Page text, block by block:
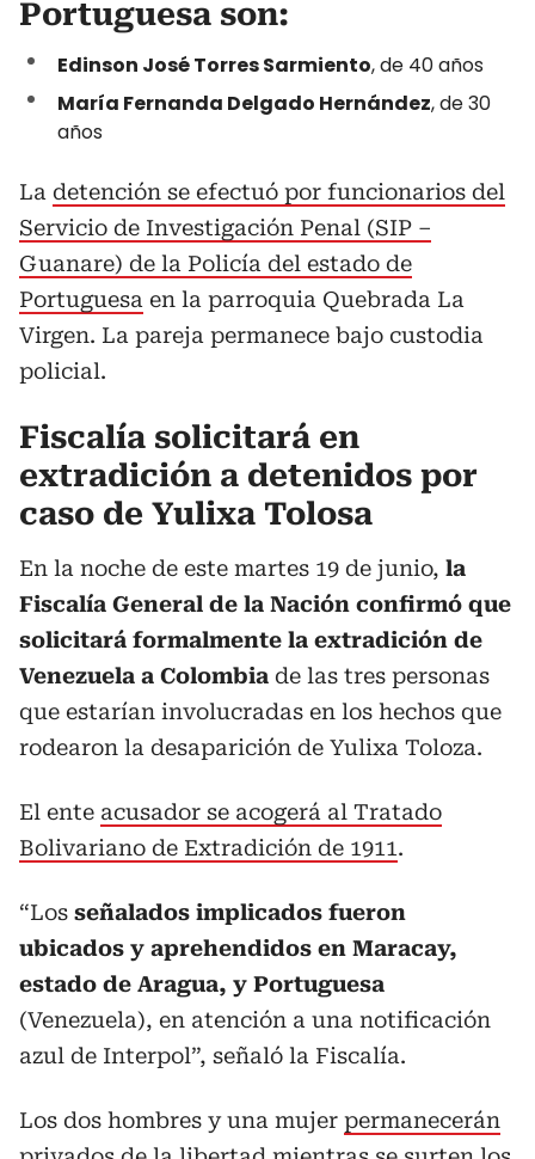
Portuguesa son:
Edinson José Torres Sarmiento, de 40 años
María Fernanda Delgado Hernández, de 30
años
La detención se efectuó por funcionarios del
Servicio de Investigación Penal (SIP –
Guanare) de la Policía del estado de
Portuguesa en la parroquia Quebrada La
Virgen. La pareja permanece bajo custodia
policial.
Fiscalía solicitará en
extradición a detenidos por
caso de Yulixa Tolosa
En la noche de este martes 19 de junio, la
Fiscalía General de la Nación confirmó que
solicitará formalmente la extradición de
Venezuela a Colombia de las tres personas
que estarían involucradas en los hechos que
rodearon la desaparición de Yulixa Toloza.
El ente acusador se acogerá al Tratado
Bolivariano de Extradición de 1911.
“Los señalados implicados fueron
ubicados y aprehendidos en Maracay,
estado de Aragua, y Portuguesa
(Venezuela), en atención a una notificación
azul de Interpol”, señaló la Fiscalía.
Los dos hombres y una mujer permanecerán